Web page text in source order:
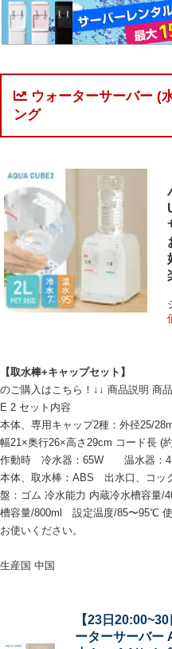
ウォーターサーバー (
ング
【取水棒+キャップセット】
のご購入はこちら！↓↓ 商品説明 商
E 2 セット内容
本体、専用キャップ2種：外径25/
幅21×奥行26×高さ29cm コード長 (
作動時 冷水器：65W 温水器：
本体、取水棒：ABS 出水口、コ
盤：ゴム 冷水能力 内蔵冷水槽容
槽容量/800ml 設定温度/85〜95℃
お使いください。
生産国 中国
【23日
ーターサーバー